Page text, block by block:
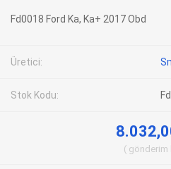
Fd0018 Ford Ka, Ka+ 2017 Obd
Üretici:
Stok Kodu:
gönderim